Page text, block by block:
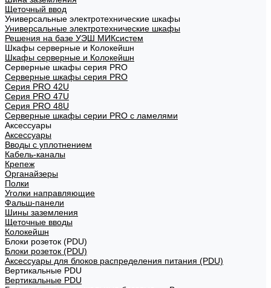
Щеточный ввод
Универсальные электротехнические шкафы
Универсальные электротехнические шкафы
Решения на базе УЭШ МИКсистем
Шкафы серверные и Колокейшн
Шкафы серверные и Колокейшн
Серверные шкафы серия PRO
Серверные шкафы серия PRO
Серия PRO 42U
Серия PRO 47U
Серия PRO 48U
Серверные шкафы серии PRO с ламелями
Аксессуары
Аксессуары
Вводы с уплотнением
Кабель-каналы
Крепеж
Органайзеры
Полки
Уголки направляющие
Фальш-панели
Шины заземления
Щеточные вводы
Колокейшн
Блоки розеток (PDU)
Блоки розеток (PDU)
Аксессуары для блоков распределения питания (PDU)
Вертикальные PDU
Вертикальные PDU